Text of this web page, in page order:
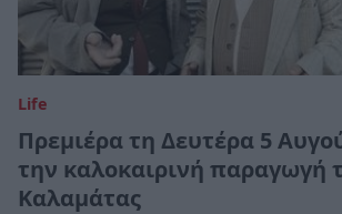
Life
Πρεμιέρα τη Δευτέρα 5
την καλοκαιρινή παραγωγή
Καλαμάτας